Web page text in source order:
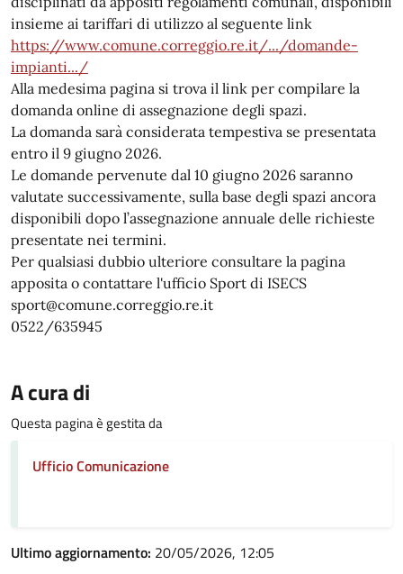
insieme ai tariffari di utilizzo al seguente link
https://www.comune.correggio.re.it/.../domande-
impianti.../
Alla medesima pagina si trova il link per compilare la
domanda online di assegnazione degli spazi.
La domanda sarà considerata tempestiva se presentata
entro il 9 giugno 2026.
Le domande pervenute dal 10 giugno 2026 saranno
valutate successivamente, sulla base degli spazi ancora
disponibili dopo l’assegnazione annuale delle richieste
presentate nei termini.
Per qualsiasi dubbio ulteriore consultare la pagina
apposita o contattare l'ufficio Sport di ISECS
sport@comune.correggio.re.it
0522/635945
A cura di
Questa pagina è gestita da
Ufficio Comunicazione
Ultimo aggiornamento: 20/05/2026, 12:05